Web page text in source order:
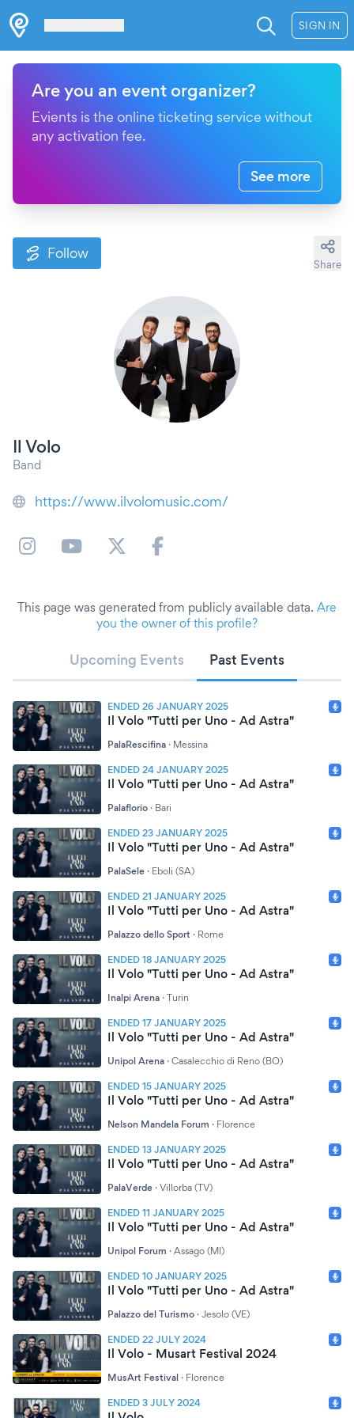
SIGN IN
Are you an event organizer?
Evients is the online ticketing service without
any activation fee.
See more
Follow
Share
Il Volo
Band
https://www.ilvolomusic.com/
This page was generated from publicly available data. Are
you the owner of this profile?
Upcoming Events Past Events
ENDED 26 JANUARY 2025
Il Volo "Tutti per Uno - Ad Astra"
PalaRescifina · Messina
ENDED 24 JANUARY 2025
Il Volo "Tutti per Uno - Ad Astra"
Palaflorio · Bari
ENDED 23 JANUARY 2025
Il Volo "Tutti per Uno - Ad Astra"
PalaSele · Eboli (SA)
ENDED 21 JANUARY 2025
Il Volo "Tutti per Uno - Ad Astra"
Palazzo dello Sport · Rome
ENDED 18 JANUARY 2025
Il Volo "Tutti per Uno - Ad Astra"
Inalpi Arena · Turin
ENDED 17 JANUARY 2025
Il Volo "Tutti per Uno - Ad Astra"
Unipol Arena · Casalecchio di Reno (BO)
ENDED 15 JANUARY 2025
Il Volo "Tutti per Uno - Ad Astra"
Nelson Mandela Forum · Florence
ENDED 13 JANUARY 2025
Il Volo "Tutti per Uno - Ad Astra"
PalaVerde · Villorba (TV)
ENDED 11 JANUARY 2025
Il Volo "Tutti per Uno - Ad Astra"
Unipol Forum · Assago (MI)
ENDED 10 JANUARY 2025
Il Volo "Tutti per Uno - Ad Astra"
Palazzo del Turismo · Jesolo (VE)
ENDED 22 JULY 2024
Il Volo - Musart Festival 2024
MusArt Festival · Florence
ENDED 3 JULY 2024